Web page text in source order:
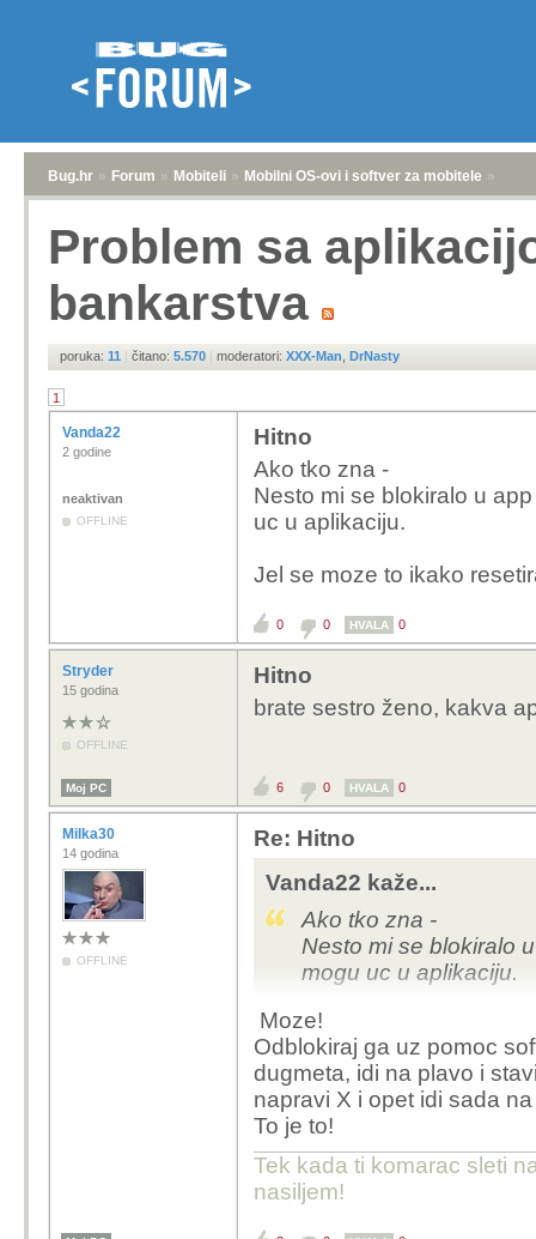
Bug.hr » Forum » Mobiteli » Mobilni OS-ovi i softver za mobitele »
Problem sa
bankarstva
poruka: 11 | čitano: 5.570 | moderatori: XXX-Man DrNasty
1
Vanda22
2 godine
neaktivan
OFFLINE
Hitno
Ako tko zna -
Nesto mi se blokiralo u
uc u aplikaciju.
Jel se moze to ikako
0 0 HVALA 0
Stryder
15 godina
OFFLINE
Hitno
brate sestro ženo, kakva
Moj PC 6 0 HVALA 0
Milka30
14 godina
OFFLINE
Re: Hitno
Vanda22 kaže...
Ako tko zna -
Nesto mi se blokiralo
mogu uc u aplikaciju.
Jel se moze to ikako
Moze!
Odblokiraj ga uz pomoc
dugmeta, idi na plavo i
napravi X i opet idi sada
To je to!
Tek kada ti komarac sleti
nasiljem!